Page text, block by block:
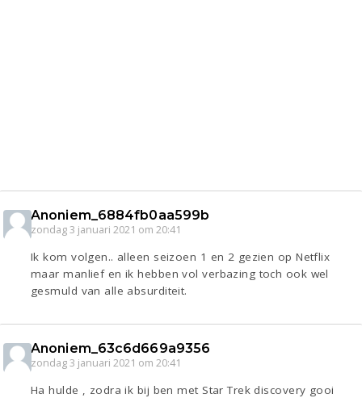
Anoniem_6884fb0aa599b
zondag 3 januari 2021 om 20:41
Ik kom volgen.. alleen seizoen 1 en 2 gezien op Netflix
maar manlief en ik hebben vol verbazing toch ook wel
gesmuld van alle absurditeit.
Anoniem_63c6d669a9356
zondag 3 januari 2021 om 20:41
Ha hulde , zodra ik bij ben met Star Trek discovery gooi